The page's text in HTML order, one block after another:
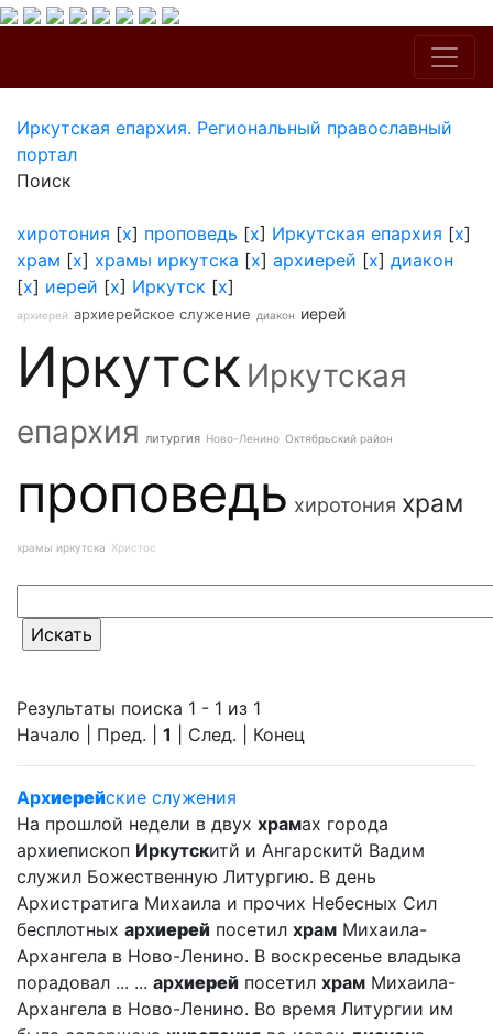
Иркутская епархия. Региональный православный
портал
Поиск
хиротония [x] проповедь [x] Иркутская епархия [x]
храм [x] храмы иркутска [x] архиерей [x] диакон
[x] иерей [x] Иркутск [x]
архиерей архиерейское служение диакон иерей
Иркутск Иркутская
епархия литургия Ново-Ленино Октябрьский район
проповедь хиротония храм
храмы иркутска Христос
Результаты поиска 1 - 1 из 1
Начало | Пред. | 1 | След. | Конец
Архиерейские служения
На прошлой недели в двух храмах города
архиепископ Иркутскитй и Ангарскитй Вадим
служил Божественную Литургию. В день
Архистратига Михаила и прочих Небесных Сил
бесплотных архиерей посетил храм Михаила-
Архангела в Ново-Ленино. В воскресенье владыка
порадовал ... ... архиерей посетил храм Михаила-
Архангела в Ново-Ленино. Во время Литургии им